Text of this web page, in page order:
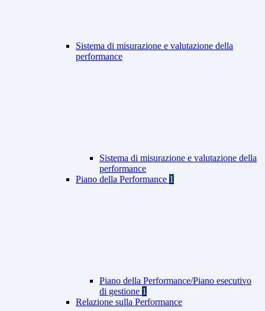
Sistema di misurazione e valutazione della
performance
Sistema di misurazione e valutazione della
performance
Piano della Performance 1
Piano della Performance/Piano esecutivo
di gestione 1
Relazione sulla Performance